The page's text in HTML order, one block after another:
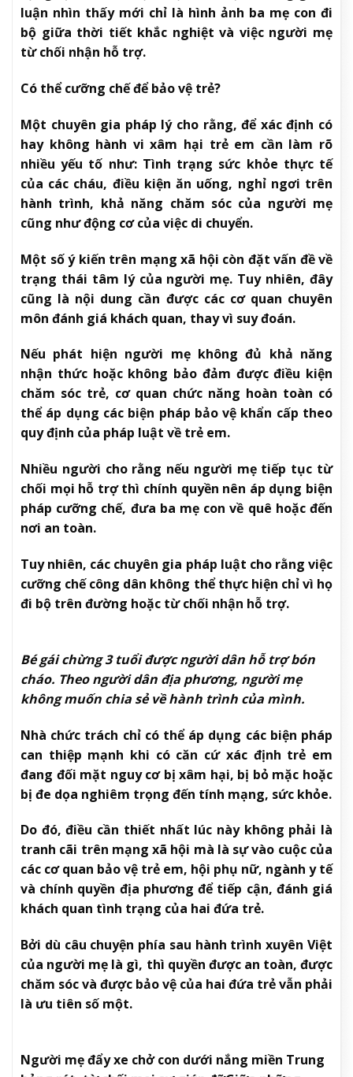
luận nhìn thấy mới chỉ là hình ảnh ba mẹ con đi
bộ giữa thời tiết khắc nghiệt và việc người mẹ
từ chối nhận hỗ trợ.
Có thể cưỡng chế để bảo vệ trẻ?
Một chuyên gia pháp lý cho rằng, để xác định có
hay không hành vi xâm hại trẻ em cần làm rõ
nhiều yếu tố như: Tình trạng sức khỏe thực tế
của các cháu, điều kiện ăn uống, nghỉ ngơi trên
hành trình, khả năng chăm sóc của người mẹ
cũng như động cơ của việc di chuyển.
Một số ý kiến trên mạng xã hội còn đặt vấn đề về
trạng thái tâm lý của người mẹ. Tuy nhiên, đây
cũng là nội dung cần được các cơ quan chuyên
môn đánh giá khách quan, thay vì suy đoán.
Nếu phát hiện người mẹ không đủ khả năng
nhận thức hoặc không bảo đảm được điều kiện
chăm sóc trẻ, cơ quan chức năng hoàn toàn có
thể áp dụng các biện pháp bảo vệ khẩn cấp theo
quy định của pháp luật về trẻ em.
Nhiều người cho rằng nếu người mẹ tiếp tục từ
chối mọi hỗ trợ thì chính quyền nên áp dụng biện
pháp cưỡng chế, đưa ba mẹ con về quê hoặc đến
nơi an toàn.
Tuy nhiên, các chuyên gia pháp luật cho rằng việc
cưỡng chế công dân không thể thực hiện chỉ vì họ
đi bộ trên đường hoặc từ chối nhận hỗ trợ.
Bé gái chừng 3 tuổi được người dân hỗ trợ bón
cháo. Theo người dân địa phương, người mẹ
không muốn chia sẻ về hành trình của mình.
Nhà chức trách chỉ có thể áp dụng các biện pháp
can thiệp mạnh khi có căn cứ xác định trẻ em
đang đối mặt nguy cơ bị xâm hại, bị bỏ mặc hoặc
bị đe dọa nghiêm trọng đến tính mạng, sức khỏe.
Do đó, điều cần thiết nhất lúc này không phải là
tranh cãi trên mạng xã hội mà là sự vào cuộc của
các cơ quan bảo vệ trẻ em, hội phụ nữ, ngành y tế
và chính quyền địa phương để tiếp cận, đánh giá
khách quan tình trạng của hai đứa trẻ.
Bởi dù câu chuyện phía sau hành trình xuyên Việt
của người mẹ là gì, thì quyền được an toàn, được
chăm sóc và được bảo vệ của hai đứa trẻ vẫn phải
là ưu tiên số một.
Người mẹ đẩy xe chở con dưới nắng miền Trung